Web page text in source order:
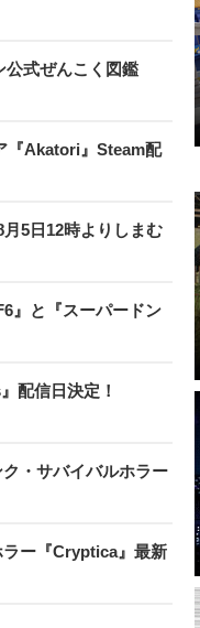
公式ぜんこく図鑑
『Akatori』Steam配
5日12時よりしまむ
』と『スーパードン
配信日決定！
・サバイバルホラー
ラー『Cryptica』最新